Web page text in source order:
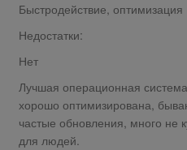
Быстродействие, оптимизация
Недостатки:
Нет
Лучшая операционная
хорошо оптимизирована,
частые обновления, много не
для людей.